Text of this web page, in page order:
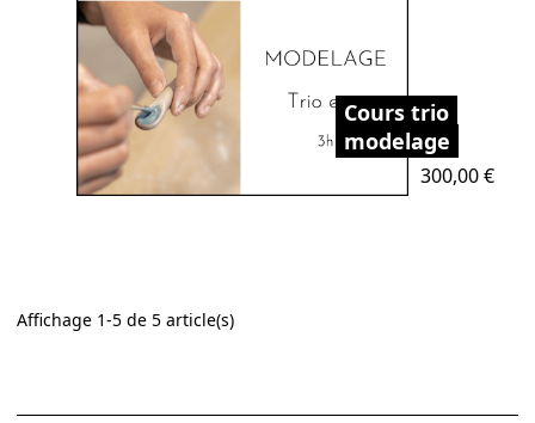
Cours trio
modelage
Prix
300,00 €
Affichage 1-5 de 5 article(s)